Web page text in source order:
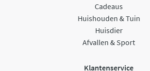
Cadeaus
Huishouden & Tuin
Huisdier
Afvallen & Sport
Klantenservice